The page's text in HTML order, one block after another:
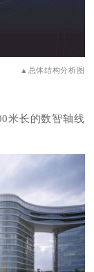
▲总体结构分析图
米长的数智轴线